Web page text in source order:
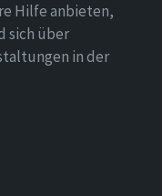
Hilfe anbieten,
sich über
in der